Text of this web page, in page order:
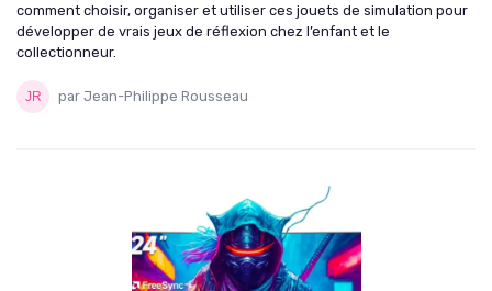
comment choisir, organiser et utiliser ces jouets de simulation pour
développer de vrais jeux de réflexion chez l’enfant et le
collectionneur.
par Jean-Philippe Rousseau